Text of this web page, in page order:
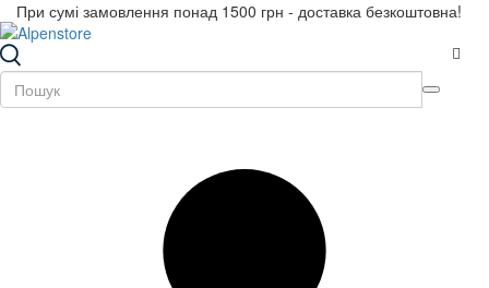
При сумі замовлення понад 1500 грн - доставка безкоштовна!